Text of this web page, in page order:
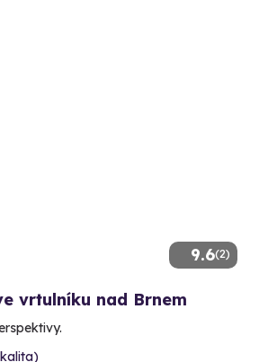
9.6(2)
vrtulníku nad Brnem